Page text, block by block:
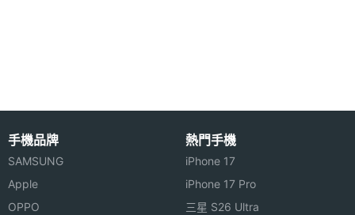
第二主
圈F
手機品牌
SAMSUNG
Apple
OPPO
熱門手機
iPhone 17
iPhone 17 Pro
三星 S26 Ultra